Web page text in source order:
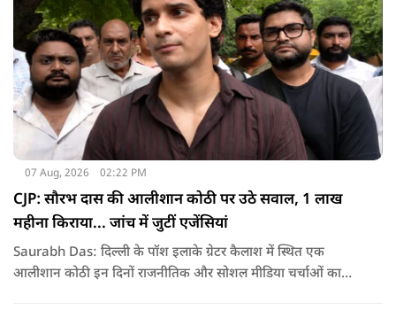
07 Aug, 2026 02:22 PM
CJP: सौरभ दास की आलीशान कोठी पर उठे सवाल, 1 लाख
महीना किराया... जांच में जुटीं एजेंसियां
Saurabh Das: दिल्ली के पॉश इलाके ग्रेटर कैलाश में स्थित एक
आलीशान कोठी इन दिनों राजनीतिक और सोशल मीडिया चर्चाओं का